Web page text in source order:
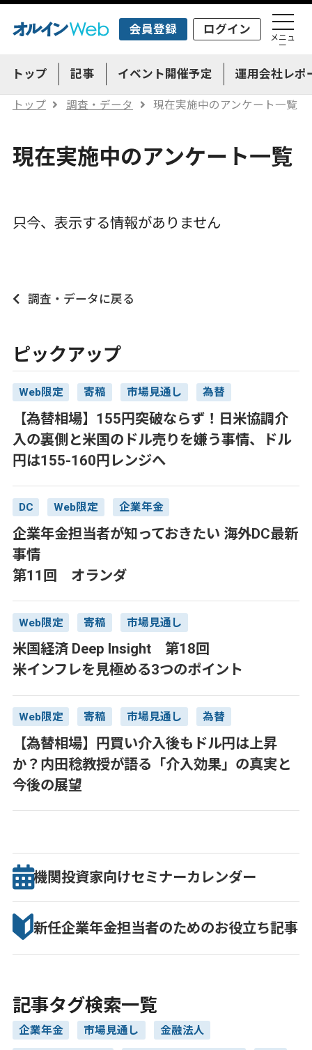
会員登録 ログイン
メニュ
ー
トップ 記事 イベント開催予定 運用会社レポ
トップ 調査・データ 現在実施中のアンケート一覧
現在実施中のアンケート一覧
只今、表示する情報がありません
調査・データに戻る
ピックアップ
Web限定 寄稿 市場見通し 為替
【為替相場】155円突破ならず！日米協調介
入の裏側と米国のドル売りを嫌う事情、ドル
円は155-160円レンジへ
DC Web限定 企業年金
企業年金担当者が知っておきたい 海外DC最新
事情
第11回 オランダ
Web限定 寄稿 市場見通し
米国経済 Deep Insight 第18回
米インフレを見極める3つのポイント
Web限定 寄稿 市場見通し 為替
【為替相場】円買い介入後もドル円は上昇
か？内田稔教授が語る「介入効果」の真実と
今後の展望
機関投資家向けセミナーカレンダー
新任企業年金担当者のためのお役立ち記事
記事タグ検索一覧
企業年金 市場見通し 金融法人